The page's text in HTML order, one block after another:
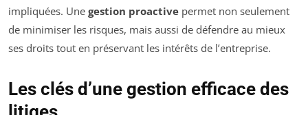
impliquées. Une gestion proactive permet non seulement
de minimiser les risques, mais aussi de défendre au mieux
ses droits tout en préservant les intérêts de l’entreprise.
Les clés d’une gestion efficace des